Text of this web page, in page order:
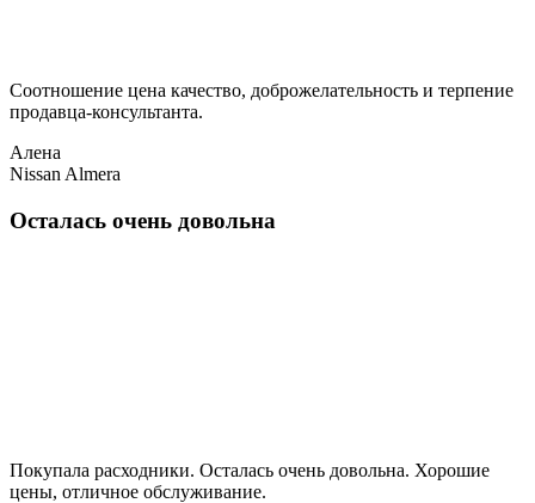
Соотношение цена качество, доброжелательность и терпение
продавца-консультанта.
Алена
Nissan Almera
Осталась очень довольна
Покупала расходники. Осталась очень довольна. Хорошие
цены, отличное обслуживание.